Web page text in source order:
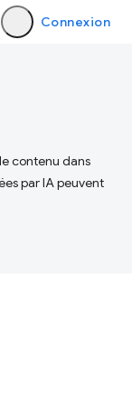
Connexion
contenu dans
par IA peuvent